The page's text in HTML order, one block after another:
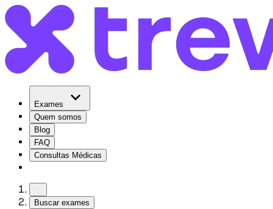
Exames
Quem somos
Blog
FAQ
Consultas Médicas
Buscar exames